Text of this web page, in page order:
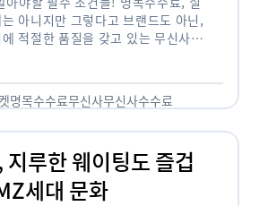
아니지만 그렇다고 브랜드도 아닌,
적절한 품질을 갖고 있는 무신사!
명목수수료무신사무신사수수료
루한 웨이팅도 즐겁
세대 문화